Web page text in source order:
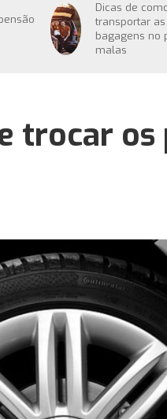
Dicas de
transportar as
bagagens no
malas
trocar os